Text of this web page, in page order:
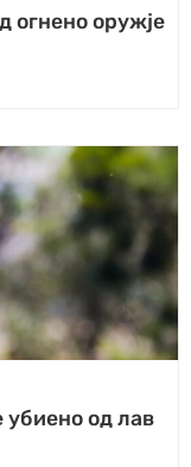
огнено оружје
убиено од лав